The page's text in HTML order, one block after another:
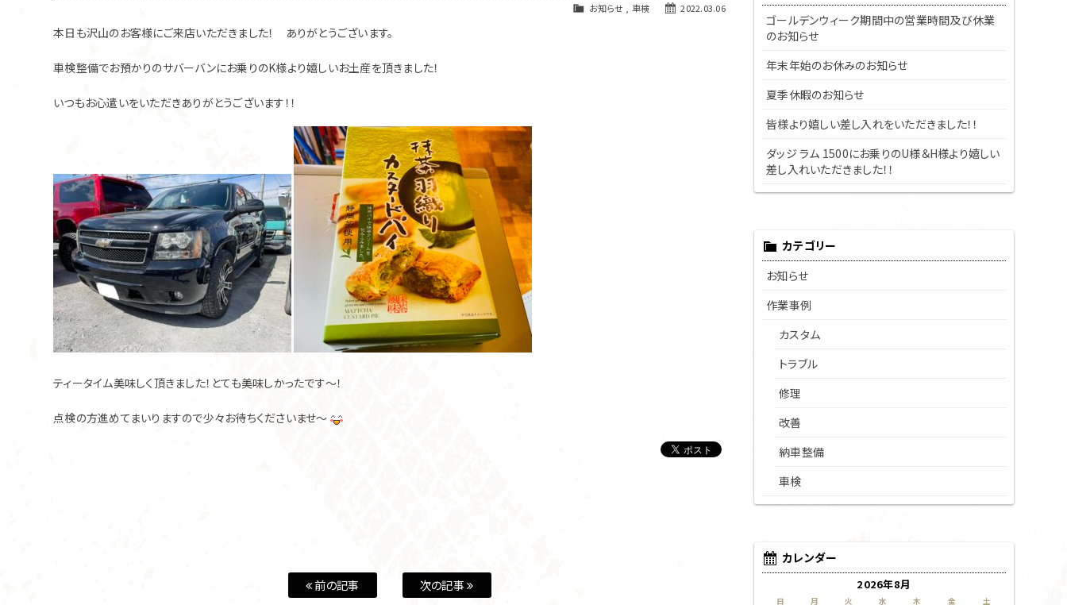
2022.03.06
お知らせ 車検
本日も沢山のお客様にご来店いただきました！ ありがとうございます。
車検整備でお預かりのサバーバンにお乗りのK様より嬉しいお土産を頂きました！
いつもお心遣いをいただきありがとうございます！！
ティータイム美味しく頂きました！とても美味しかったです～！
点検の方進めてまいりますので少々お待ちくださいませ～
前の記事 次の記事
ゴールデンウィーク期間中の営業時間及び休業
のお知らせ
年末年始のお休みのお知らせ
夏季休暇のお知らせ
皆様より嬉しい差し入れをいただきました！！
ダッジ ラム 1500にお乗りのU様＆H様より嬉しい
差し入れいただきました！！
カテゴリー
お知らせ
作業事例
カスタム
トラブル
修理
改善
納車整備
車検
カレンダー
2026年8月
日 月 火 水 木 金 土